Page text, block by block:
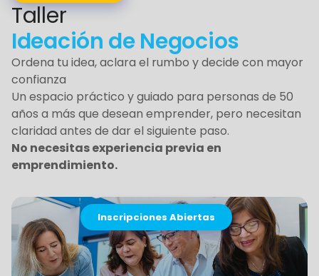
Taller
Ideación de Negocios
Ordena tu idea, aclara el rumbo y decide con mayor
confianza
Un espacio práctico y guiado para personas de 50
años a más que desean emprender, pero necesitan
claridad antes de dar el siguiente paso.
No necesitas experiencia previa en
emprendimiento.
Inscripciones Abiertas